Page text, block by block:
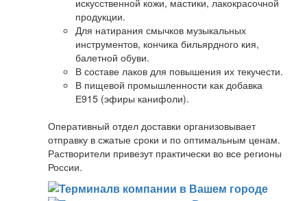
продукции.
Для натирания смычков музыкальных
инструментов, кончика бильярдного кия,
балетной обуви.
В составе лаков для повышения их текучести.
В пищевой промышленности как добавка
Е915 (эфиры канифоли).
Оперативный отдел доставки организовывает
отправку в сжатые сроки и по оптимальным ценам.
Растворители привезут практически во все регионы
России.